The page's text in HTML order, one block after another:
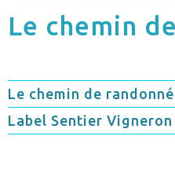
Le chemin
Le chemin de
Label Sentier Vigneron